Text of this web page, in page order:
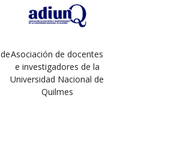
Asociación de docentes
e investigadores de la
Universidad Nacional de
Quilmes